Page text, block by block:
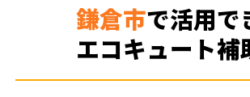
鎌倉市で活用で
エコキュート補